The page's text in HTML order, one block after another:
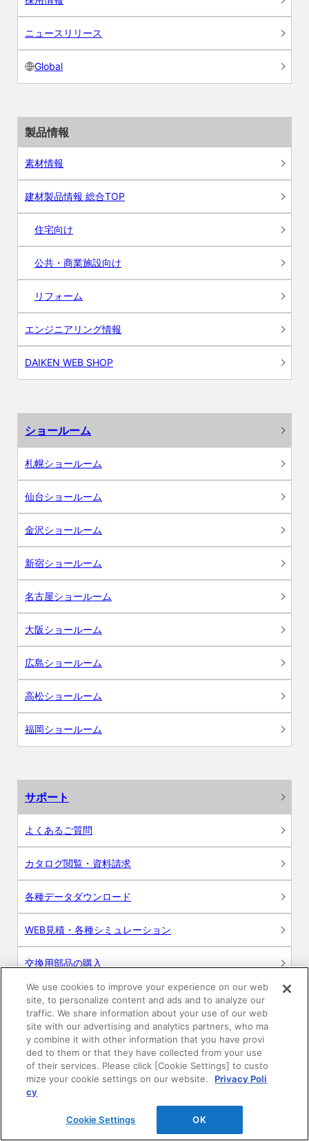
ニュースリリース
Global
製品情報
素材情報
建材製品情報 総合TOP
住宅向け
公共・商業施設向け
リフォーム
エンジニアリング情報
DAIKEN WEB SHOP
ショールーム
札幌ショールーム
仙台ショールーム
金沢ショールーム
新宿ショールーム
名古屋ショールーム
大阪ショールーム
広島ショールーム
高松ショールーム
福岡ショールーム
サポート
よくあるご質問
カタログ閲覧・資料請求
各種データダウンロード
WEB見積・各種シミュレーション
交換用部品の購入
修理・点検
お問い合わせ
ログイン
建築・設計関係者様向けサイト
ユーザー登録サービス
We use cookies to improve your experience on our web
site, to personalize content and ads and to analyze our
traffic. We share information about your use of our web
site with our advertising and analytics partners, who ma
y combine it with other information that you have provi
ded to them or that they have collected from your use
of their services. Please click [Cookie Settings] to custo
mize your cookie settings on our website.
Privacy Poli
cy
Cookie Settings OK